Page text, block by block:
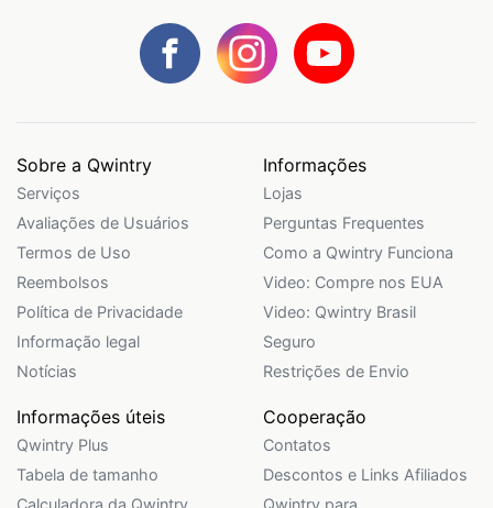
Sobre a Qwintry
Serviços
Avaliações de Usuários
Termos de Uso
Reembolsos
Política de Privacidade
Informação legal
Notícias
Informações
Lojas
Perguntas Frequentes
Como a Qwintry Funciona
Video: Compre nos EUA
Video: Qwintry Brasil
Seguro
Restrições de Envio
Informações úteis
Qwintry Plus
Tabela de tamanho
Calculadora da Qwintry
Cooperação
Contatos
Descontos e Links Afiliados
Qwintry para